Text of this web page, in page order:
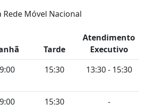
Móvel Nacional
Tarde
Atendimento
Executivo
15:30 13:30 - 15:30
15:30 -